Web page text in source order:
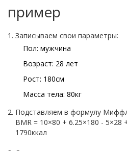
пример
Записываем свои параметры:
Пол: мужчина
Возраст: 28 лет
Рост: 180см
Масса тела: 80кг
Подставляем в формулу
BMR = 10×80 + 6.25×180 - 5×28
1790ккал